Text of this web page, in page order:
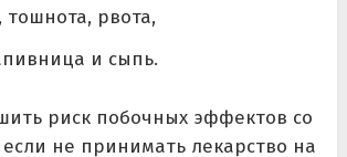
тошнота, рвота,
и сыпь.
риск побочных эффектов со
не принимать лекарство на